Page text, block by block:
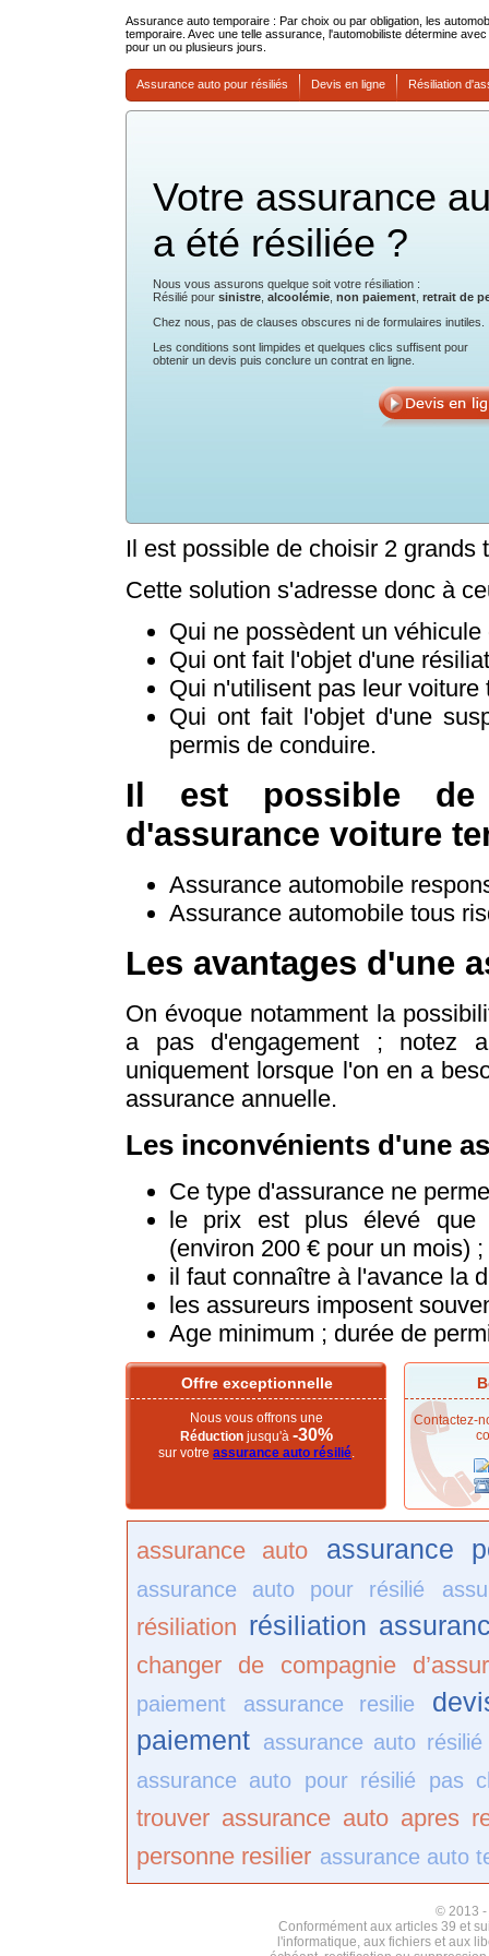
Assurance auto temporaire : Par choix ou par obligation, les
temporaire. Avec une telle assurance, l'automobiliste détermine
pour un ou plusieurs jours.
Assurance auto pour résiliés Devis en ligne Résiliation
Votre assurance
a été résiliée ?
Nous vous assurons quelque soit votre résiliation :
Résilié pour sinistre alcoolémie non paiement retrait de
Chez nous, pas de clauses obscures ni de formulaires inutiles.
Les conditions sont limpides et quelques clics suffisent pour
obtenir un devis puis conclure un contrat en ligne.
Il est possible de choisir 2
Cette solution s'adresse donc à
Qui ne possèdent un
Qui ont fait l'objet d'une
Qui n'utilisent pas leur voiture
Qui ont fait l'objet d'une
permis de conduire.
Il est possible
d'assurance voiture
Assurance automobile
Assurance automobile tous
Les avantages d'une
On évoque notamment la
a pas d'engagement ; notez
uniquement lorsque l'on en a
assurance annuelle.
Les inconvénients d'une
Ce type d'assurance ne
le prix est plus élevé que
(environ 200 € pour un mois) ;
il faut connaître à l'avance la
les assureurs imposent
Age minimum ; durée de
Offre exceptionnelle
Nous vous offrons une
Réduction jusqu'à -30%
sur votre assurance auto résilié.
Contactez-
assurance auto assurance
assurance auto pour résilié
résiliation résiliation
changer de compagnie
paiement assurance resilie
paiement assurance auto
assurance auto pour résilié pas
trouver assurance auto apres
personne resilier assurance auto
© 2013 -
Conformément aux articles 39 et
l'informatique, aux fichiers et aux